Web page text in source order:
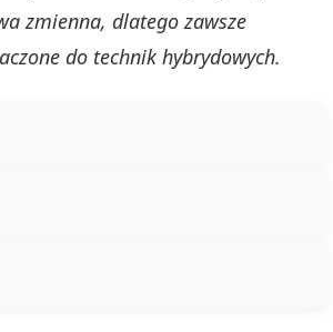
zmienna, dlatego zawsze
do technik hybrydowych.